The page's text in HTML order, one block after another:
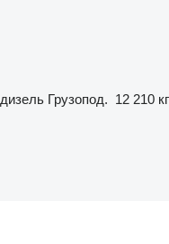
дизель Грузопод. 12 210 кг